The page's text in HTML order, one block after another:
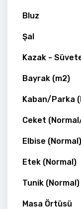
Bluz
Şal
Kazak -
Bayrak (m2)
Kaban/Parka
Ceket
Elbise (Normal)
Etek (Normal)
Tunik (Normal)
Masa Örtüsü